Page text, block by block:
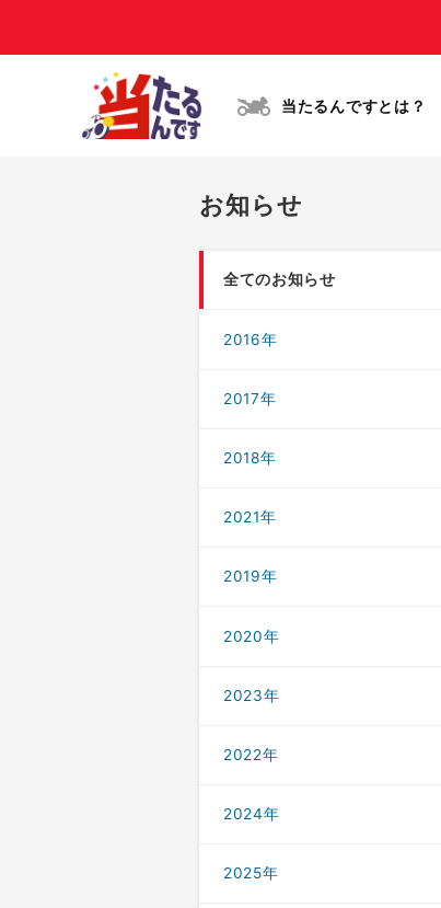
当たるんですとは？
お知らせ
全てのお知らせ
2016年
2017年
2018年
2021年
2019年
2020年
2023年
2022年
2024年
2025年